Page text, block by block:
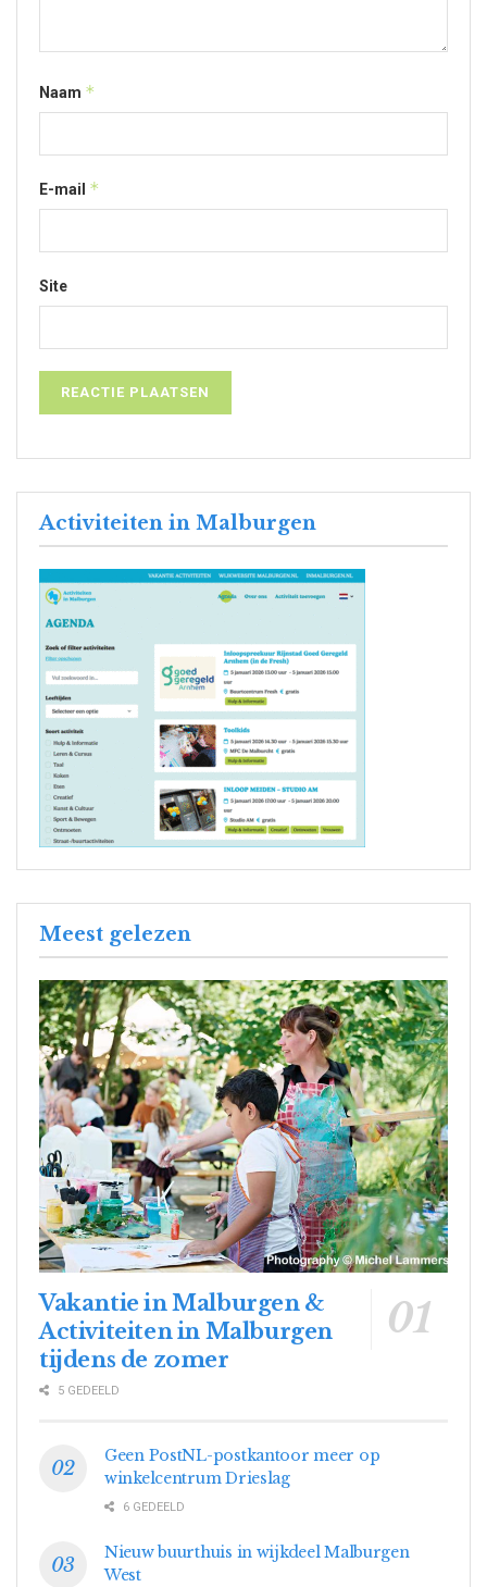
Naam *
E-mail *
Site
Activiteiten in Malburgen
Meest gelezen
Vakantie in Malburgen &
Activiteiten in Malburgen
tijdens de zomer
5 GEDEELD
Geen PostNL-postkantoor meer op
winkelcentrum Drieslag
6 GEDEELD
Nieuw buurthuis in wijkdeel Malburgen
West